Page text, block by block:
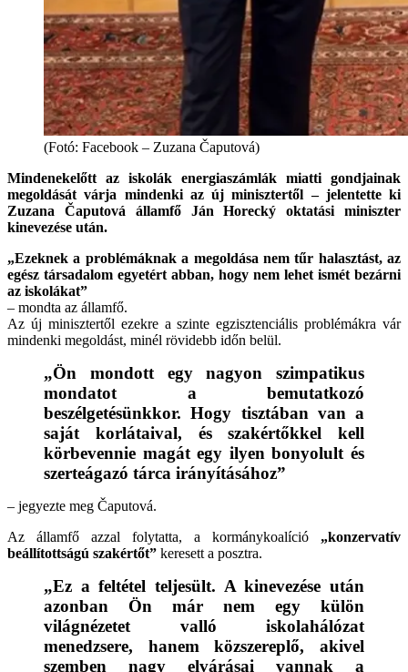
(Fotó: Facebook – Zuzana Čaputová)
Mindenekelőtt az iskolák energiaszámlák miatti gondjainak
megoldását várja mindenki az új minisztertől – jelentette ki
Zuzana Čaputová államfő Ján Horecký oktatási miniszter
kinevezése után.
„Ezeknek a problémáknak a megoldása nem tűr halasztást, az
egész társadalom egyetért abban, hogy nem lehet ismét bezárni
az iskolákat”
– mondta az államfő.
Az új minisztertől ezekre a szinte egzisztenciális problémákra vár
mindenki megoldást, minél rövidebb időn belül.
„Ön mondott egy nagyon szimpatikus
mondatot a bemutatkozó
beszélgetésünkkor. Hogy tisztában van a
saját korlátaival, és szakértőkkel kell
körbevennie magát egy ilyen bonyolult és
szerteágazó tárca irányításához”
– jegyezte meg Čaputová.
Az államfő azzal folytatta, a kormánykoalíció „konzervatív
beállítottságú szakértőt” keresett a posztra.
„Ez a feltétel teljesült. A kinevezése után
azonban Ön már nem egy külön
világnézetet valló iskolahálózat
menedzsere, hanem közszereplő, akivel
szemben nagy elvárásai vannak a